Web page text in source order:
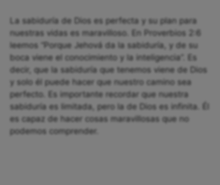
La sabiduría de Dios es perfecta y su plan para
nuestras vidas es maravilloso. En Proverbios 2:6
leemos “Porque Jehová da la sabiduría, y de su
boca viene el conocimiento y la inteligencia”. Es
decir, que la sabiduría que tenemos viene de Dios
y solo él puede hacer que nuestro camino sea
perfecto. Es importante recordar que nuestra
sabiduría es limitada, pero la de Dios es infinita. Él
es capaz de hacer cosas maravillosas que no
podemos comprender.